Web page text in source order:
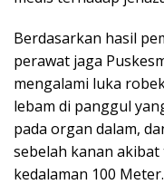
Berdasarkan hasil
perawat jaga
mengalami luka
lebam di panggul
pada organ dalam,
sebelah kanan
kedalaman 100 Meter.